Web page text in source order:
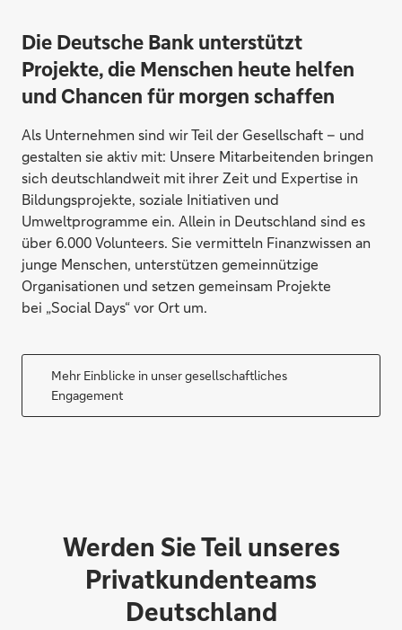
Die Deutsche Bank unterstützt
Projekte, die Menschen heute helfen
und Chancen für morgen schaffen
Als Unternehmen sind wir Teil der Gesellschaft – und
gestalten sie aktiv mit: Unsere Mitarbeitenden bringen
sich deutschlandweit mit ihrer Zeit und Expertise in
Bildungsprojekte, soziale Initiativen und
Umweltprogramme ein. Allein in Deutschland sind es
über 6.000 Volunteers. Sie vermitteln Finanzwissen an
junge Menschen, unterstützen gemeinnützige
Organisationen und setzen gemeinsam Projekte
bei „Social Days“ vor Ort um.
Mehr Einblicke in unser gesellschaftliches
Engagement
Werden Sie Teil unseres
Privatkundenteams
Deutschland